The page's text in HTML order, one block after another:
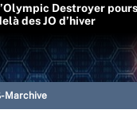
Destroyer
des JO d’hiver
Marchive